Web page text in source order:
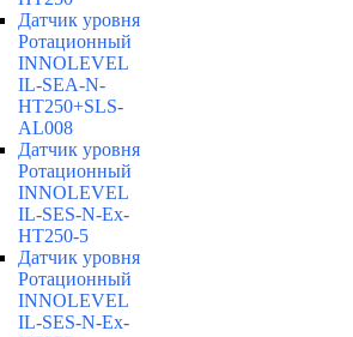
Датчик уровня
Ротационный
INNOLEVEL
IL-SEA-N-
HT250+SLS-
AL008
Датчик уровня
Ротационный
INNOLEVEL
IL-SES-N-Ex-
HT250-5
Датчик уровня
Ротационный
INNOLEVEL
IL-SES-N-Ex-